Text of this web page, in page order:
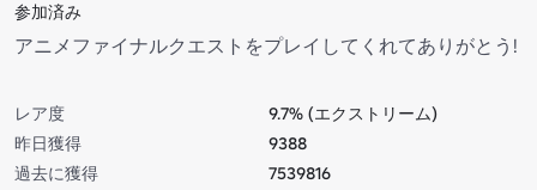
参加済み
アニメファイナルクエストをプレイしてくれてありがとう!
レア度
9.7% (エクストリーム)
昨日獲得
9388
過去に獲得
7539816